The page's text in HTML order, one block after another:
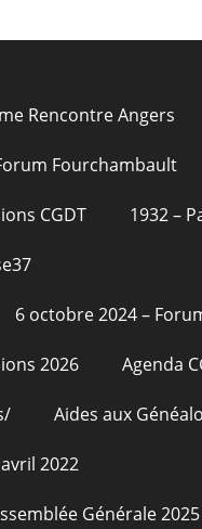
Rencontre Angers
Fourchambault
CGDT 1932 –
6 octobre 2024 –
2026 Agenda
Aides aux
2022
Générale